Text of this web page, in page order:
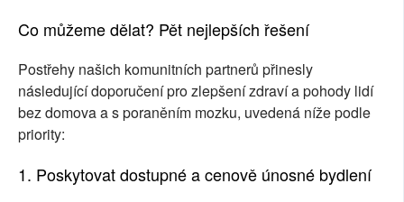
Co můžeme dělat? Pět nejlepších řešení
Postřehy našich komunitních partnerů přinesly
následující doporučení pro zlepšení zdraví a pohody lidí
bez domova a s poraněním mozku, uvedená níže podle
priority:
1. Poskytovat dostupné a cenově únosné bydlení